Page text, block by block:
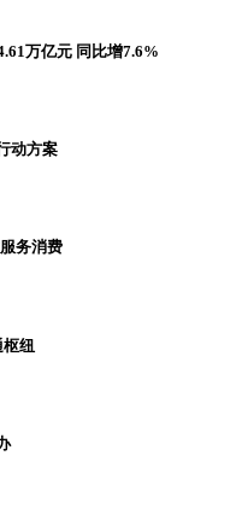
万亿元 同比增7.6%
动方案
务消费
纽